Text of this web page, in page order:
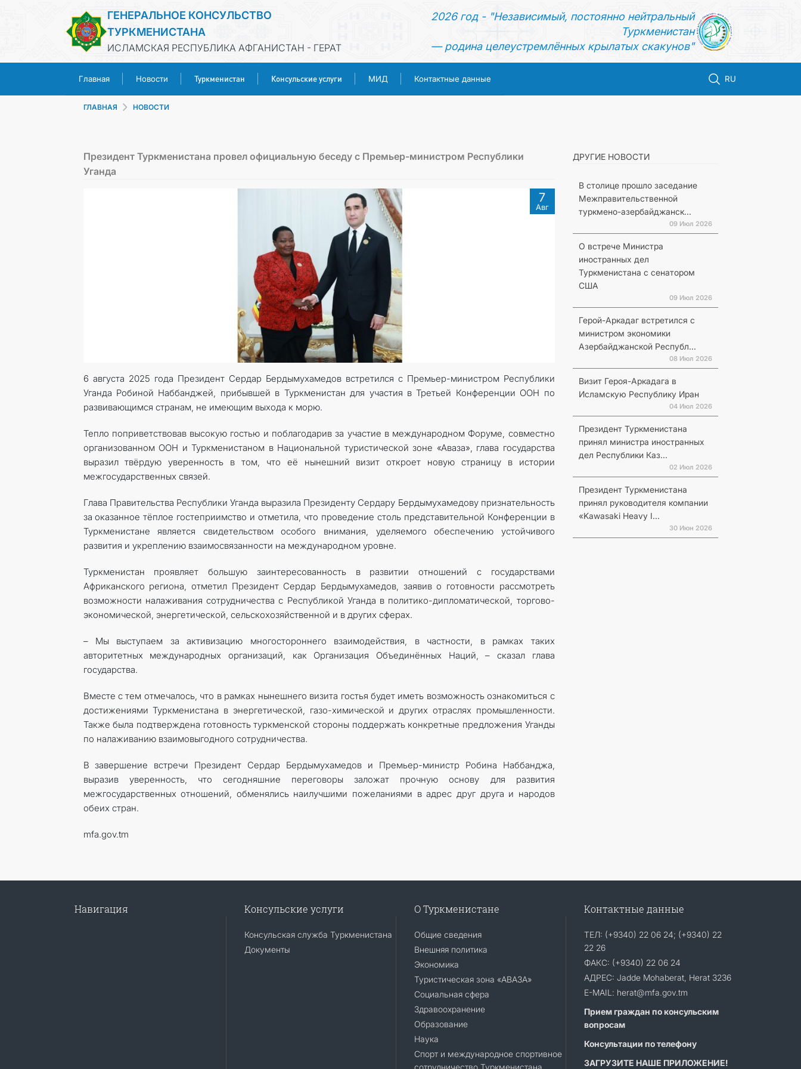
ГЕНЕРАЛЬНОЕ КОНСУЛЬСТВО
ТУРКМЕНИСТАНА
ИСЛАМСКАЯ РЕСПУБЛИКА АФГАНИСТАН - ГЕРАТ
2026 год - "Независимый, постоянно нейтральный
Туркменистан
— родина целеустремлённых крылатых скакунов"
Главная Новости Туркменистан Консульские услуги МИД Контактные данные RU
КОНСУЛЬСКИЕ УСЛУГИ
МИД
КОНТАКТНЫЕ ДАННЫЕ
ГЛАВНАЯ НОВОСТИ
Президент Туркменистана провел официальную беседу с Премьер-министром Республики
Уганда
7
Авг
6 августа 2025 года Президент Сердар Бердымухамедов встретился с Премьер-министром Республики
Уганда Робиной Наббанджей, прибывшей в Туркменистан для участия в Третьей Конференции ООН по
развивающимся странам, не имеющим выхода к морю.
Тепло поприветствовав высокую гостью и поблагодарив за участие в международном Форуме, совместно
организованном ООН и Туркменистаном в Национальной туристической зоне «Аваза», глава государства
выразил твёрдую уверенность в том, что её нынешний визит откроет новую страницу в истории
межгосударственных связей.
Глава Правительства Республики Уганда выразила Президенту Сердару Бердымухамедову признательность
за оказанное тёплое гостеприимство и отметила, что проведение столь представительной Конференции в
Туркменистане является свидетельством особого внимания, уделяемого обеспечению устойчивого
развития и укреплению взаимосвязанности на международном уровне.
Туркменистан проявляет большую заинтересованность в развитии отношений с государствами
Африканского региона, отметил Президент Сердар Бердымухамедов, заявив о готовности рассмотреть
возможности налаживания сотрудничества с Республикой Уганда в политико-дипломатической, торгово-
экономической, энергетической, сельскохозяйственной и в других сферах.
– Мы выступаем за активизацию многостороннего взаимодействия, в частности, в рамках таких
авторитетных международных организаций, как Организация Объединённых Наций, – сказал глава
государства.
Вместе с тем отмечалось, что в рамках нынешнего визита гостья будет иметь возможность ознакомиться с
достижениями Туркменистана в энергетической, газо-химической и других отраслях промышленности.
Также была подтверждена готовность туркменской стороны поддержать конкретные предложения Уганды
по налаживанию взаимовыгодного сотрудничества.
В завершение встречи Президент Сердар Бердымухамедов и Премьер-министр Робина Наббанджа,
выразив уверенность, что сегодняшние переговоры заложат прочную основу для развития
межгосударственных отношений, обменялись наилучшими пожеланиями в адрес друг друга и народов
обеих стран.
mfa.gov.tm
ДРУГИЕ НОВОСТИ
В столице прошло заседание
Межправительственной
туркмено-азербайджанск...
09 Июл 2026
О встрече Министра
иностранных дел
Туркменистана с сенатором
США
09 Июл 2026
Герой-Аркадаг встретился с
министром экономики
Азербайджанской Республ...
08 Июл 2026
Визит Героя-Аркадага в
Исламскую Республику Иран
04 Июл 2026
Президент Туркменистана
принял министра иностранных
дел Республики Каз...
02 Июл 2026
Президент Туркменистана
принял руководителя компании
«Kawasaki Heavy I...
30 Июн 2026
Навигация Консульские услуги
Консульская служба Туркменистана
Документы
О Туркменистане
Общие сведения
Внешняя политика
Экономика
Туристическая зона «АВАЗА»
Социальная сфера
Здравоохранение
Образование
Наука
Спорт и международное спортивное
Контактные данные
ТЕЛ: (+9340) 22 06 24; (+9340) 22
22 26
ФАКС: (+9340) 22 06 24
АДРЕС: Jadde Mohaberat, Herat 3236
E-MAIL: herat@mfa.gov.tm
Прием граждан по консульским
вопросам
Консультации по телефону
ЗАГРУЗИТЕ НАШЕ ПРИЛОЖЕНИЕ!